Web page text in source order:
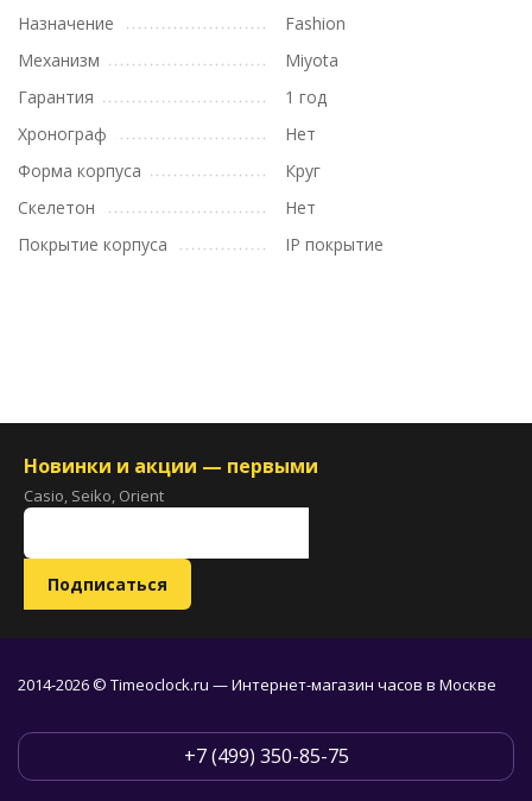
Назначение
Fashion
Механизм
Miyota
Гарантия
1 год
Хронограф
Нет
Форма корпуса
Круг
Скелетон
Нет
Покрытие корпуса
IP покрытие
Новинки и акции — первыми
Casio, Seiko, Orient
2014-2026 © Timeoclock.ru — Интернет-магазин часов в Москве
+7 (499) 350-85-75